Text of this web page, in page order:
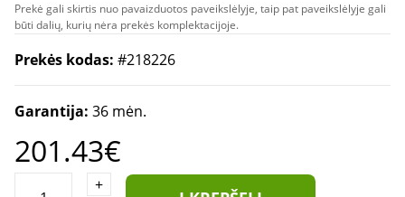
Prekė gali skirtis nuo pavaizduotos paveikslėlyje, taip pat paveikslėlyje gali
būti dalių, kurių nėra prekės komplektacijoje.
Prekės kodas: #218226
Garantija: 36 mėn.
201.43€
+